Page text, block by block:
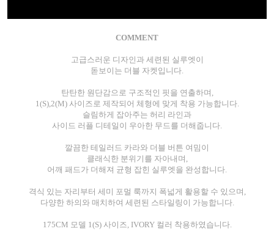
COMMENT
고급스러운 디자인과 세련된 실루엣이
돋보이는 더블 자켓입니다.
탄탄한 원단감으로 구조적인 핏을 연출하며,
1(S),2(M) 사이즈로 제작되어 체형에 맞게 착용 가능합니다.
슬림하게 잡아주는 허리 라인과
사이드 러플 디테일이 우아한 무드를 더해줍니다.
깔끔한 테일러드 카라와 더블 버튼 여밈이
클래식한 분위기를 자아내며,
어깨 패드가 더해져 균형 잡힌 실루엣을 완성합니다.
격식 있는 자리부터 세미 포멀 룩까지 폭넓게 활용할 수 있으며,
다양한 하의와 매치하여 세련된 스타일링이 가능합니다.
175CM 모델 1(S) 사이즈, IVORY 컬러 착용하였습니다.